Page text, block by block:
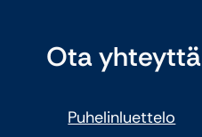
Ota yhteyttä
Puhelinluettelo